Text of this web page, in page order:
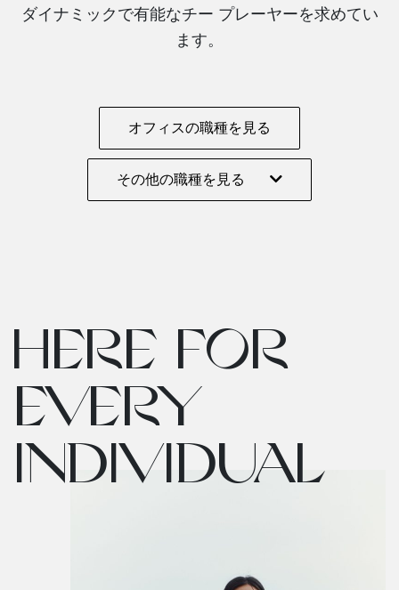
ダイナミックで有能なチー プレーヤーを求めてい
ます。
オフィスの職種を見る
その他の職種を見る
HERE FOR
EVERY
INDIVIDUAL